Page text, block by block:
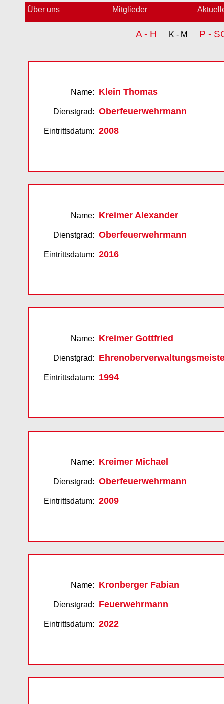
Über uns Mitglieder
A - H K - M P -
Name:
Dienstgrad:
Eintrittsdatum:
Klein Thomas
Oberfeuerwehrmann
2008
Name:
Dienstgrad:
Eintrittsdatum:
Kreimer Alexander
Oberfeuerwehrmann
2016
Name:
Dienstgrad:
Eintrittsdatum:
Kreimer Gottfried
1994
Name:
Dienstgrad:
Eintrittsdatum:
Kreimer Michael
Oberfeuerwehrmann
2009
Name:
Dienstgrad:
Eintrittsdatum:
Kronberger Fabian
Feuerwehrmann
2022